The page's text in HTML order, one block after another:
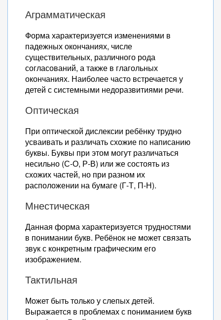
Аграмматическая
Форма характеризуется изменениями в
падежных окончаниях, числе
существительных, различного рода
согласований, а также в глагольных
окончаниях. Наиболее часто встречается у
детей с системными недоразвитиями речи.
Оптическая
При оптической дислексии ребёнку трудно
усваивать и различать схожие по написанию
буквы. Буквы при этом могут различаться
несильно (С-О, Р-В) или же состоять из
схожих частей, но при разном их
расположении на бумаге (Г-Т, П-Н).
Мнестическая
Данная форма характеризуется трудностями
в понимании букв. Ребёнок не может связать
звук с конкретным графическим его
изображением.
Тактильная
Может быть только у слепых детей.
Выражается в проблемах с пониманием букв